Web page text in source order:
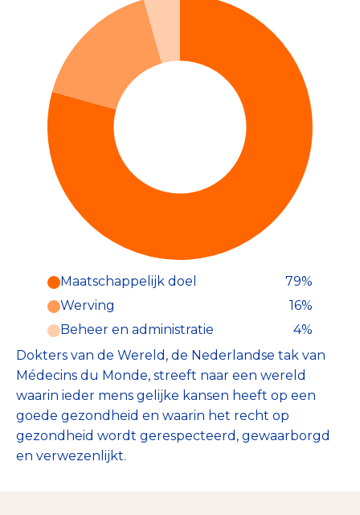
Maatschappelijk doel
79%
Werving
16%
Beheer en administratie
4%
Dokters van de Wereld, de Nederlandse tak van
Médecins du Monde, streeft naar een wereld
waarin ieder mens gelijke kansen heeft op een
goede gezondheid en waarin het recht op
gezondheid wordt gerespecteerd, gewaarborgd
en verwezenlijkt.